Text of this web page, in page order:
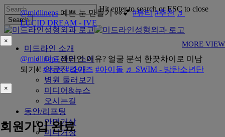
Skip
to
main
content
Hit enter to search or ESC to close
Search
Close
Search
Menu
미드라인 소개
미드라인 소개
의료진 소개
병원 둘러보기
미디어&뉴스
오시는길
동안/리프팅
안면거상
미니거상
MORE VIEW
@midlineps예쁜 눈 만들기 👀💕#뷰티 #추천 ♬
LUCID DREAM - IVE
×
@midlineps센터인 이유? 얼굴 분석 한끗차이로 미남
되기!! #ㅊㅊ #라이즈 #아이돌 ♬ SWIM - 방탄소년단
×
회원가입 완료